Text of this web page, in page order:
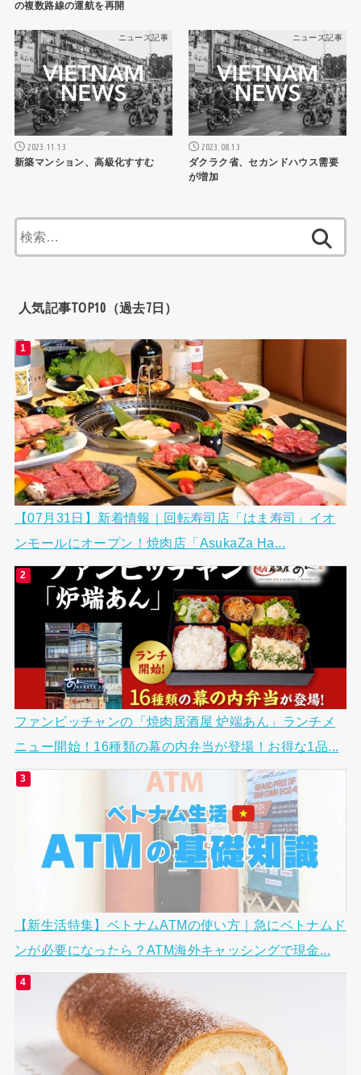
の複数路線の運航を再開
ニュース記事
2023.11.13
新築マンション、高級化すすむ
ニュース記事
2023.08.13
ダクラク省、セカンドハウス需要
が増加
索:
人気記事TOP10（過去7日）
【07月31日】新着情報｜回転寿司店「はま寿司」イオ
ンモールにオープン！焼肉店「AsukaZa Ha...
ファンビッチャンの「焼肉居酒屋 炉端あん」ランチメ
ニュー開始！16種類の幕の内弁当が登場！お得な1品...
【新生活特集】ベトナムATMの使い方｜急にベトナムド
ンが必要になったら？ATM海外キャッシングで現金...